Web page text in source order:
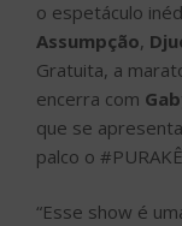
o espetáculo
Assumpção,
Gratuita, a
encerra com
que se
palco o
“Esse show é